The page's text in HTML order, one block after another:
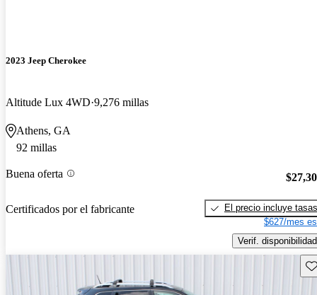
2023 Jeep Cherokee
Altitude Lux 4WD 9,276 millas
Athens, GA
92 millas
Buena oferta
Certificados por el fabricante
El precio incluye tasas
$627/mes
Verif. disponibilidad